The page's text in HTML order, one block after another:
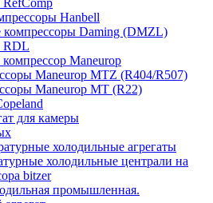
Hanbell
компрессоры Daming (DMZL)
RDL
Maneurop
Maneurop MTZ (R404/R507)
Maneurop MT (R22)
для камеры
холодильные агрегаты
холодильные централи на
bitzer
промышленная.